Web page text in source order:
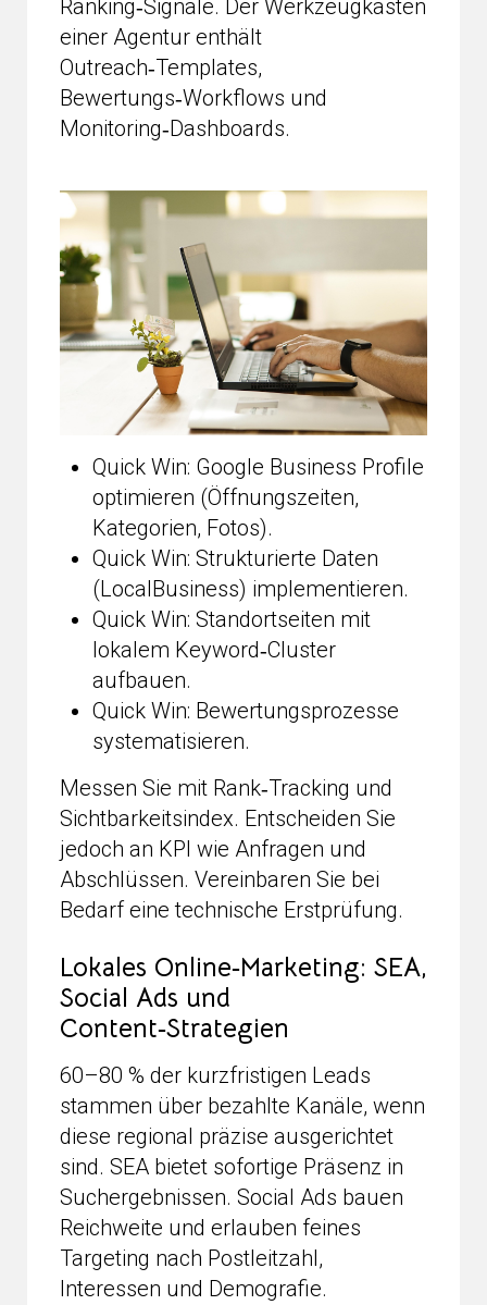
Ranking‑Signale. Der Werkzeugkasten
einer Agentur enthält
Outreach‑Templates,
Bewertungs‑Workflows und
Monitoring‑Dashboards.
Quick Win: Google Business Profile
optimieren (Öffnungszeiten,
Kategorien, Fotos).
Quick Win: Strukturierte Daten
(LocalBusiness) implementieren.
Quick Win: Standortseiten mit
lokalem Keyword‑Cluster
aufbauen.
Quick Win: Bewertungsprozesse
systematisieren.
Messen Sie mit Rank‑Tracking und
Sichtbarkeitsindex. Entscheiden Sie
jedoch an KPI wie Anfragen und
Abschlüssen. Vereinbaren Sie bei
Bedarf eine technische Erstprüfung.
Lokales Online‑Marketing: SEA,
Social Ads und
Content‑Strategien
60–80 % der kurzfristigen Leads
stammen über bezahlte Kanäle, wenn
diese regional präzise ausgerichtet
sind. SEA bietet sofortige Präsenz in
Suchergebnissen. Social Ads bauen
Reichweite und erlauben feines
Targeting nach Postleitzahl,
Interessen und Demografie.